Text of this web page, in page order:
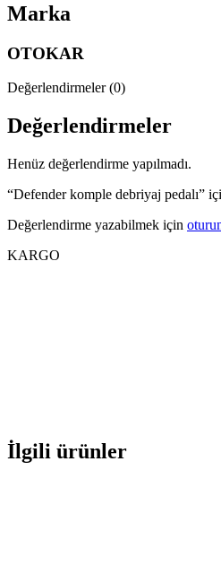
Marka
OTOKAR
Değerlendirmeler (0)
Değerlendirmeler
Henüz değerlendirme yapılmadı.
“Defender komple debriyaj pedalı”
Değerlendirme yazabilmek için
KARGO
İlgili ürünler